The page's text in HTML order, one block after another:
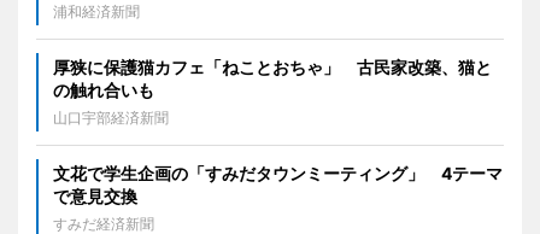
浦和経済新聞
厚狭に保護猫カフェ「ねことおちゃ」 古民家改築、猫と
の触れ合いも
山口宇部経済新聞
文花で学生企画の「すみだタウンミーティング」 4テーマ
で意見交換
すみだ経済新聞